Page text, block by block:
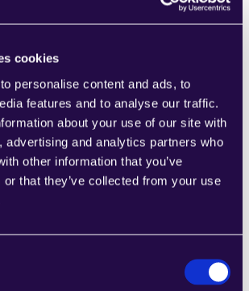
cookies
personalise content and ads, to
features and to analyse our traffic.
about your use of our site with
advertising and analytics partners who
other information that you’ve
or that they’ve collected from your use
Scheduling Request
Learn more
Product Return Reply Draft